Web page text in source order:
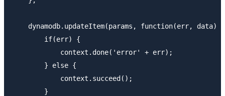
    dynamodb.updateItem(params, function(err, data) {
        if(err) {
            context.done('error' + err);
        } else {
            context.succeed();
        }